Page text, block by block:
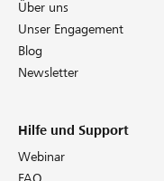
Über uns
Unser Engagement
Blog
Newsletter
Hilfe und Support
Webinar
FAQ